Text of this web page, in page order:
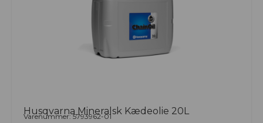
Husqvarna Mineralsk Kædeolie 20L
Varenummer: 5793962-01